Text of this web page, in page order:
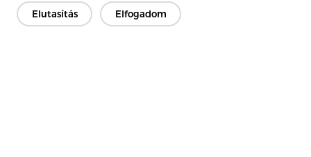
Elutasítás Elfogadom